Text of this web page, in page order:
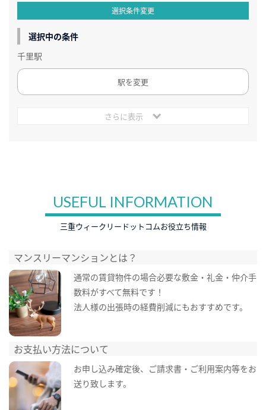
選択条件変更
選択中の条件
千里駅
駅を変更
さらに表示
USEFUL INFORMATION
三重ウィークリードットコムお役立ち情報
マンスリーマンションとは？
通常の賃貸物件の場合必要な敷金・礼金・仲介手
数料がすべて無料です！
法人様の出張時の経費削減にもおすすめです。
お支払い方法について
お申し込み確定後、ご請求書・ご利用案内等をお
送り致します。